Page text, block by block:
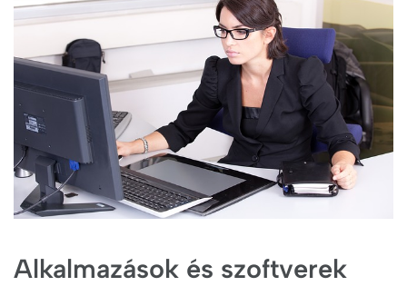
Alkalmazások és szoftverek